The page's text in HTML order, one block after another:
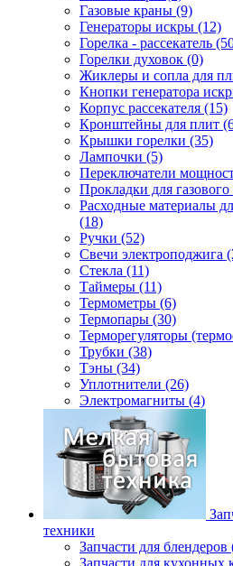
Газовые краны (9)
Генераторы искры (12)
Горелка - рассекатель
Горелки духовок (0)
Жиклеры и сопла для
Кнопки генератора
Корпус рассекателя (15)
Кронштейны для плит
Крышки горелки (35)
Лампочки (5)
Переключатели
Прокладки для
Расходные материалы
(18)
Ручки (52)
Свечи электроподжига
Стекла (11)
Таймеры (11)
Термометры (6)
Термопары (30)
Терморегуляторы
Трубки (38)
Тэны (34)
Уплотнители (26)
Электромагниты (4)
техники
Запчасти для блендеров
Запчасти для кухонных